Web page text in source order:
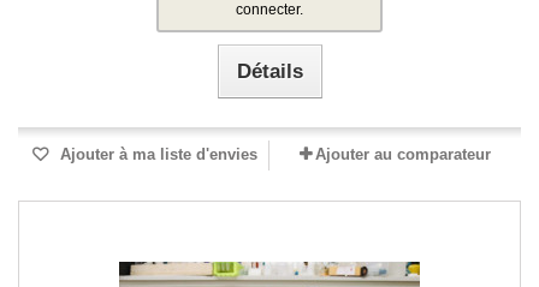
connecter.
Détails
Ajouter à ma liste d'envies Ajouter au comparateur